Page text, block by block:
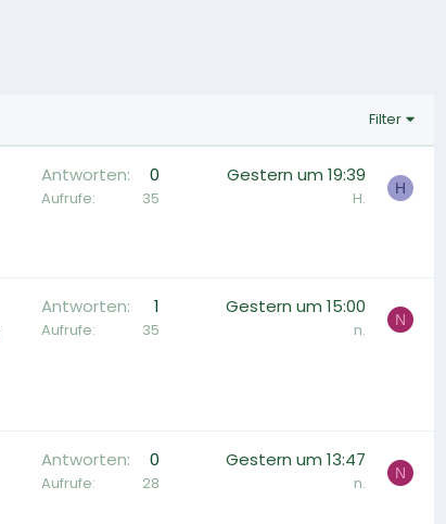
Filter
Antworten 0
Aufrufe 35
Gestern um 19:39
H. H
Antworten 1
Aufrufe 35
Gestern um 15:00
n. N
Antworten 0
Aufrufe 28
Gestern um 13:47
n. N